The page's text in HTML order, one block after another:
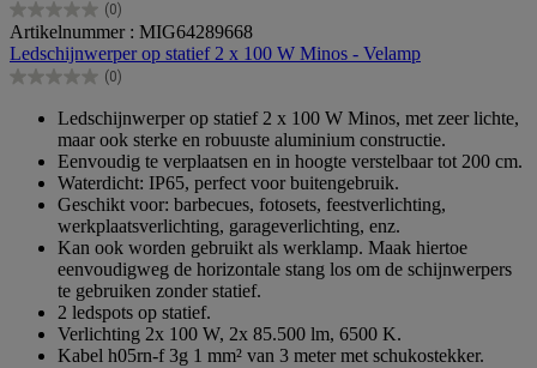
(0)
0.0
van
de
5
Artikelnummer : MIG64289668
Ledschijnwerper op statief 2 x 100 W Minos - Velamp
(0)
0.0
sterren.
Ledschijnwerper op statief 2 x 100 W Minos, met zeer lichte,
maar ook sterke en robuuste aluminium constructie.
Eenvoudig te verplaatsen en in hoogte verstelbaar tot 200 cm.
Waterdicht: IP65, perfect voor buitengebruik.
Geschikt voor: barbecues, fotosets, feestverlichting,
werkplaatsverlichting, garageverlichting, enz.
Kan ook worden gebruikt als werklamp. Maak hiertoe
eenvoudigweg de horizontale stang los om de schijnwerpers
te gebruiken zonder statief.
2 ledspots op statief.
Verlichting 2x 100 W, 2x 85.500 lm, 6500 K.
Kabel h05rn-f 3g 1 mm² van 3 meter met schukostekker.